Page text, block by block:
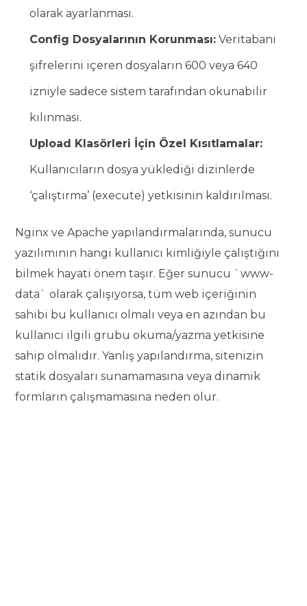
olarak ayarlanması.
Config Dosyalarının Korunması: Veritabanı
şifrelerini içeren dosyaların 600 veya 640
izniyle sadece sistem tarafından okunabilir
kılınması.
Upload Klasörleri İçin Özel Kısıtlamalar:
Kullanıcıların dosya yüklediği dizinlerde
‘çalıştırma’ (execute) yetkisinin kaldırılması.
Nginx ve Apache yapılandırmalarında, sunucu
yazılımının hangi kullanıcı kimliğiyle çalıştığını
bilmek hayati önem taşır. Eğer sunucu `www-
data` olarak çalışıyorsa, tüm web içeriğinin
sahibi bu kullanıcı olmalı veya en azından bu
kullanıcı ilgili grubu okuma/yazma yetkisine
sahip olmalıdır. Yanlış yapılandırma, sitenizin
statik dosyaları sunamamasına veya dinamik
formların çalışmamasına neden olur.